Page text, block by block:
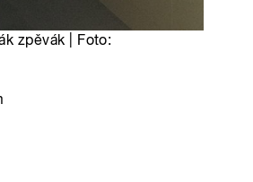
zpěvák | Foto: